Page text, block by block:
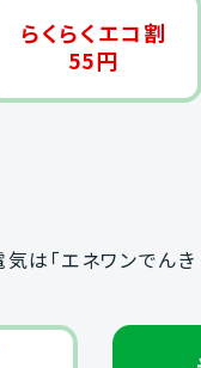
らくらくエコ割
55円
気は「エネワンで